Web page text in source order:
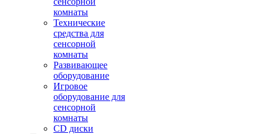
комнаты
Технические
средства для
сенсорной
комнаты
Развивающее
оборудование
Игровое
оборудование для
сенсорной
комнаты
CD диски